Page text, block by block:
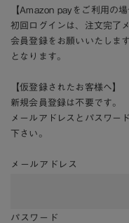
【Amazon payをご利用の場
初回ログインは、注文完了
会員登録をお願いいたしま
となります。
【仮登録されたお客様へ】
新規会員登録は不要です。
メールアドレスとパスワー
下さい。
メールアドレス
パスワード